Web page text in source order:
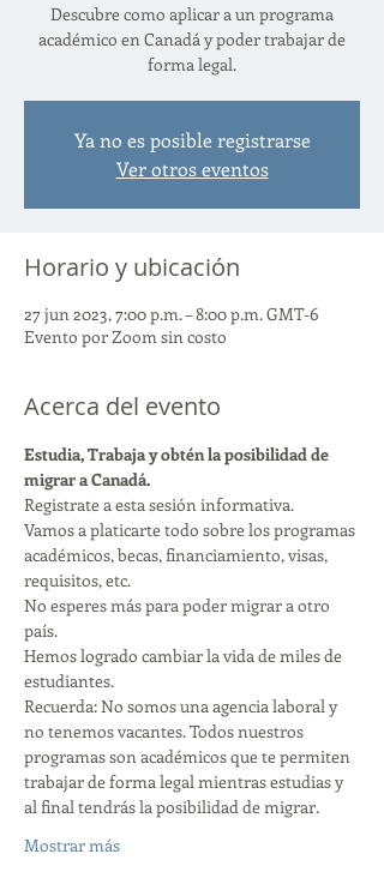
Descubre como aplicar a un programa
académico en Canadá y poder trabajar de
forma legal.
Ya no es posible registrarse
Ver otros eventos
Horario y ubicación
27 jun 2023, 7:00 p.m. – 8:00 p.m. GMT-6
Evento por Zoom sin costo
Acerca del evento
Estudia, Trabaja y obtén la posibilidad de
migrar a Canadá.
Registrate a esta sesión informativa.
Vamos a platicarte todo sobre los programas
académicos, becas, financiamiento, visas,
requisitos, etc.
No esperes más para poder migrar a otro
país.
Hemos logrado cambiar la vida de miles de
estudiantes.
Recuerda: No somos una agencia laboral y
no tenemos vacantes. Todos nuestros
programas son académicos que te permiten
trabajar de forma legal mientras estudias y
al final tendrás la posibilidad de migrar.
Mostrar más